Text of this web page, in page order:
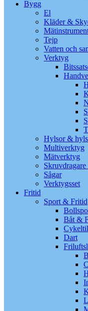
Bygg
El
Kläder &
Tejp
Vatten och
Verktyg
Hylsor &
Multiverktyg
Mätverktyg
Sågar
Verktygsset
Fritid
Sport & Fritid
Båt &
Dart